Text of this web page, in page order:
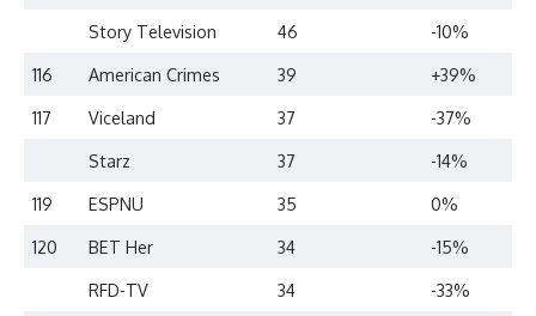
Story Television
46
-10%
116
American Crimes 39
+39%
117
Viceland 37
-37%
Starz
37
-14%
119
ESPNU 35
0%
120
BET Her 34
-15%
RFD-TV
34 -33%